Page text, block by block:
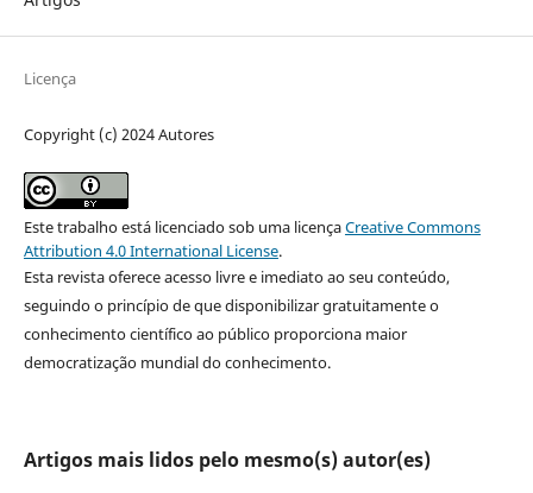
Licença
Copyright (c) 2024 Autores
Este trabalho está licenciado sob uma licençaCreative Commons
Attribution 4.0 International License.
Esta revista oferece acesso livre e imediato ao seu conteúdo,
seguindo o princípio de que disponibilizar gratuitamente o
conhecimento científico ao público proporciona maior
democratização mundial do conhecimento.
Artigos mais lidos pelo mesmo(s) autor(es)